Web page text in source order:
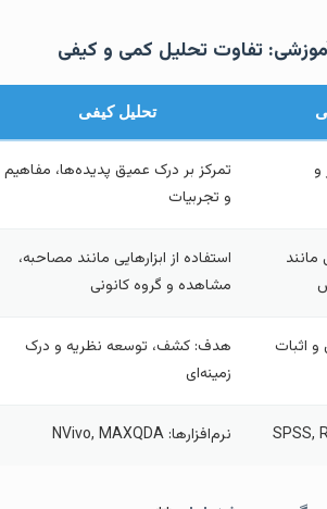
تفاوت تحلیل کمی و کیفی
تحلیل کیفی
تمرکز بر درک عمیق پدیده‌ها، مفاهیم
و تجربیات
استفاده از ابزارهایی مانند مصاحبه،
مشاهده و گروه کانونی
هدف: کشف، توسعه نظریه و درک
زمینه‌ای
نرم‌افزارها: NVivo, MAXQDA